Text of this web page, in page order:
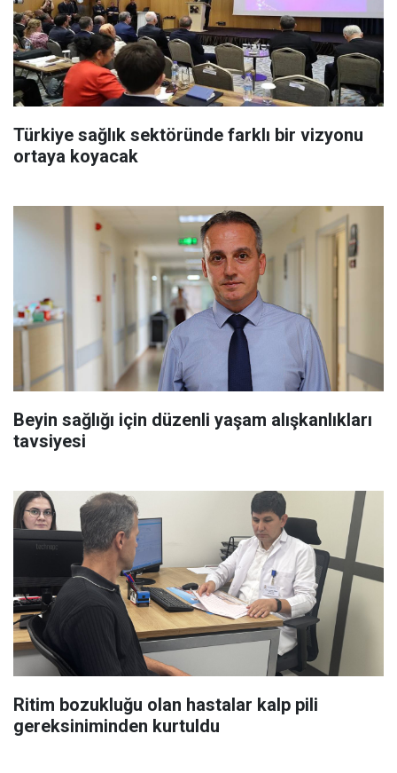
Türkiye sağlık sektöründe farklı bir vizyonu
ortaya koyacak
Beyin sağlığı için düzenli yaşam alışkanlıkları
tavsiyesi
Ritim bozukluğu olan hastalar kalp pili
gereksiniminden kurtuldu